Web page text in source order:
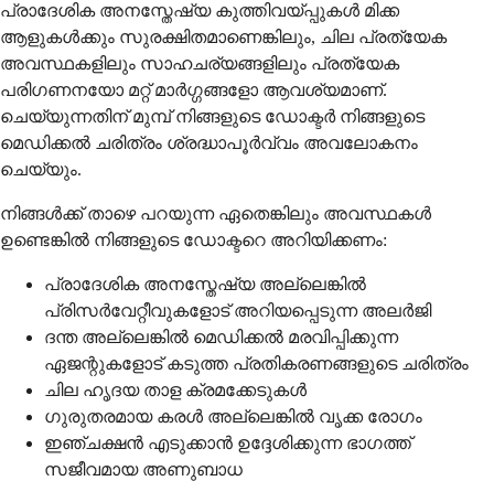
പ്രാദേശിക അനസ്തേഷ്യ കുത്തിവയ്പ്പുകൾ മിക്ക
ആളുകൾക്കും സുരക്ഷിതമാണെങ്കിലും, ചില പ്രത്യേക
അവസ്ഥകളിലും സാഹചര്യങ്ങളിലും പ്രത്യേക
പരിഗണനയോ മറ്റ് മാർഗ്ഗങ്ങളോ ആവശ്യമാണ്.
ചെയ്യുന്നതിന് മുമ്പ് നിങ്ങളുടെ ഡോക്ടർ നിങ്ങളുടെ
മെഡിക്കൽ ചരിത്രം ശ്രദ്ധാപൂർവ്വം അവലോകനം
ചെയ്യും.
നിങ്ങൾക്ക് താഴെ പറയുന്ന ഏതെങ്കിലും അവസ്ഥകൾ
ഉണ്ടെങ്കിൽ നിങ്ങളുടെ ഡോക്ടറെ അറിയിക്കണം:
പ്രാദേശിക അനസ്തേഷ്യ അല്ലെങ്കിൽ
പ്രിസർവേറ്റീവുകളോട് അറിയപ്പെടുന്ന അലർജി
ദന്ത അല്ലെങ്കിൽ മെഡിക്കൽ മരവിപ്പിക്കുന്ന
ഏജന്റുകളോട് കടുത്ത പ്രതികരണങ്ങളുടെ ചരിത്രം
ചില ഹൃദയ താള ക്രമക്കേടുകൾ
ഗുരുതരമായ കരൾ അല്ലെങ്കിൽ വൃക്ക രോഗം
ഇഞ്ചക്ഷൻ എടുക്കാൻ ഉദ്ദേശിക്കുന്ന ഭാഗത്ത്
സജീവമായ അണുബാധ